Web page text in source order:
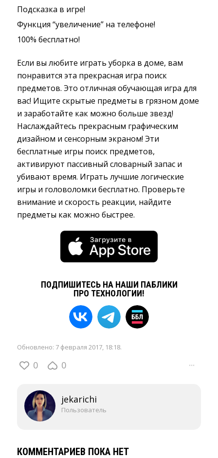
Подсказка в игре!
Функция “увеличение” на телефоне!
100% бесплатно!
Если вы любите играть уборка в доме, вам
понравится эта прекрасная игра поиск
предметов. Это отличная обучающая игра для
вас! Ищите скрытые предметы в грязном доме
и заработайте как можно больше звезд!
Наслаждайтесь прекрасным графическим
дизайном и сенсорным экраном! Эти
бесплатные игры поиск предметов,
активируют пассивный словарный запас и
убивают время. Играть лучшие логические
игры и головоломки бесплатно. Проверьте
внимание и скорость реакции, найдите
предметы как можно быстрее.
ПОДПИШИТЕСЬ НА НАШИ ПАБЛИКИ
ПРО ТЕХНОЛОГИИ!
Обновлено: 7 февраля 2017, 18:18.
0 0 ···
jekarichi
Пользователь
КОММЕНТАРИЕВ ПОКА НЕТ